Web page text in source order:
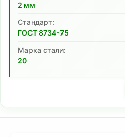
2 мм
Cтандарт:
ГОСТ 8734-75
Марка стали:
20